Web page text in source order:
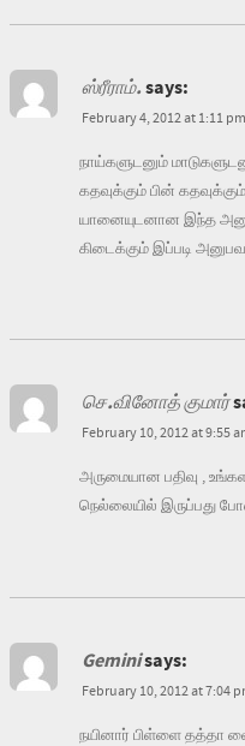
ஸ்ரீராம்.says:
February 4, 2012 at 1:11 pm
நாய்களுடனும்
கதவுக்கும் பின்
யானையுடனான இந்த
கிடைக்கும் இப்படி
செ.வினோத் குமார்
February 10, 2012 at 9:55
அருமையான பதிவு ,
நெல்லையில் இருப்பது
Geminisays:
February 10, 2012 at 7:04
நயினார் பிள்ளை தத்தா